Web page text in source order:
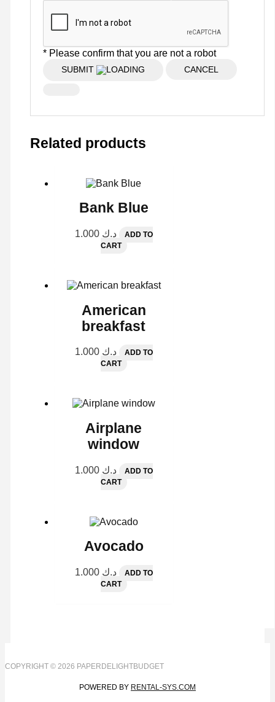
* Please confirm that you are not a robot
SUBMIT CANCEL
Related products
Bank Blue
د.ك 1.000
ADD TO
CART
American
breakfast
د.ك 1.000
ADD TO
CART
Airplane
window
د.ك 1.000
ADD TO
CART
Avocado
د.ك 1.000
ADD TO
CART
COPYRIGHT © 2026 PAPERDELIGHTBUDGET
POWERED BY RENTAL-SYS.COM